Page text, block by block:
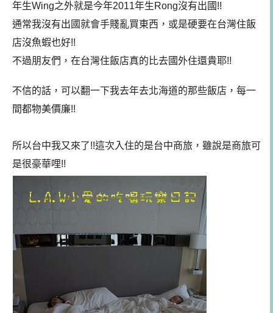
年生Wing之外就是今年2011年生Rong沒有出國!!
通常我沒有出國就會手賤亂買東西，或是硬要在台灣住飯
店沒魚蝦也好!!
不過朋友們，在台灣住飯店真的比去國外住還貴耶!!
不信的話，可以翻一下我去年去北海道的那些飯店，每一
間都物美價廉!!
所以台中我又來了!!這次入住的是台中商旅，雖說是商旅可
是很豪華哩!!